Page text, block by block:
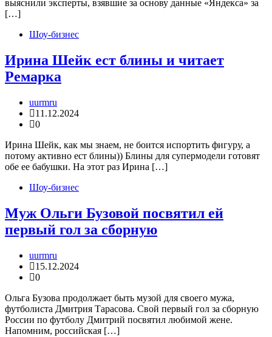
выяснили эксперты, взявшие за основу данные «Яндекса» за
[…]
Шоу-бизнес
Ирина Шейк ест блины и читает
Ремарка
uurmru
11.12.2024
0
Ирина Шейк, как мы знаем, не боится испортить фигуру, а
потому активно ест блины)) Блины для супермодели готовят
обе ее бабушки. На этот раз Ирина […]
Шоу-бизнес
Муж Ольги Бузовой посвятил ей
первый гол за сборную
uurmru
15.12.2024
0
Ольга Бузова продолжает быть музой для своего мужа,
футболиста Дмитрия Тарасова. Свой первый гол за сборную
России по футболу Дмитрий посвятил любимой жене.
Напомним, российская […]